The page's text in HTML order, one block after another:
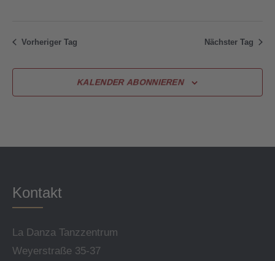
Vorheriger Tag Nächster Tag
KALENDER ABONNIEREN
Kontakt
La Danza Tanzzentrum
Weyerstraße 35-37
How To Start
Social Media